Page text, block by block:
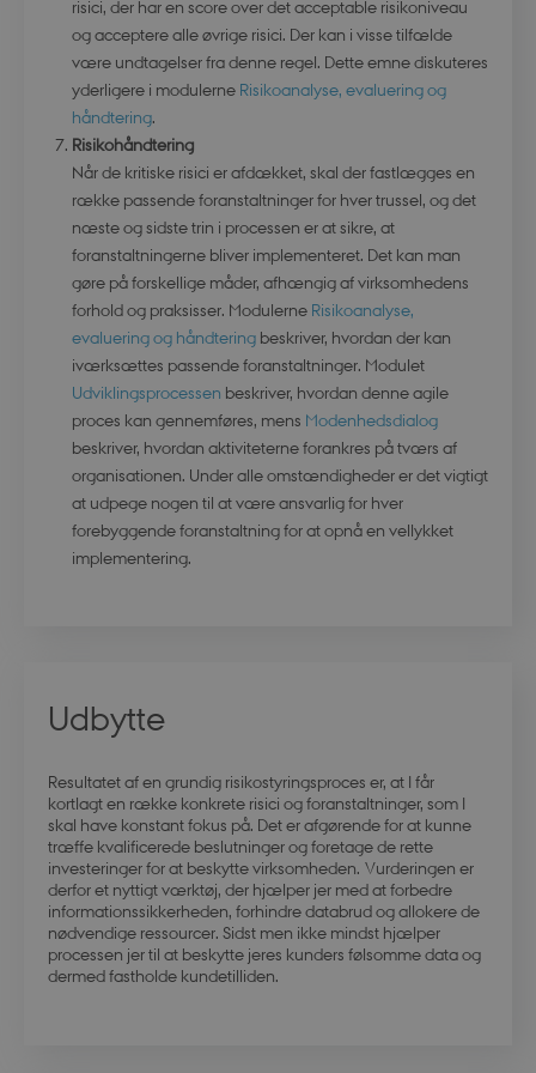
risici, der har en score over det acceptable risikoniveau
og acceptere alle øvrige risici. Der kan i visse tilfælde
være undtagelser fra denne regel. Dette emne diskuteres
yderligere i modulerne Risikoanalyse, evaluering og
håndtering.
Risikohåndtering
Når de kritiske risici er afdækket, skal der fastlægges en
række passende foranstaltninger for hver trussel, og det
næste og sidste trin i processen er at sikre, at
foranstaltningerne bliver implementeret. Det kan man
gøre på forskellige måder, afhængig af virksomhedens
forhold og praksisser. Modulerne Risikoanalyse,
evaluering og håndtering beskriver, hvordan der kan
iværksættes passende foranstaltninger. Modulet
Udviklingsprocessen beskriver, hvordan denne agile
proces kan gennemføres, mens Modenhedsdialog
beskriver, hvordan aktiviteterne forankres på tværs af
organisationen. Under alle omstændigheder er det vigtigt
at udpege nogen til at være ansvarlig for hver
forebyggende foranstaltning for at opnå en vellykket
implementering.
Udbytte
Resultatet af en grundig risikostyringsproces er, at I får
kortlagt en række konkrete risici ogforanstaltninger, som I
skal have konstantfokus på. Deter afgørende for at kunne
træffe kvalificerede beslutninger ogforetagede rette
investeringer for at beskytte virksomheden. Vurderingen er
derfor et nyttigt værktøj, der hjælper jer med at forbedre
informationssikkerheden, forhindre databrud ogallokere de
nødvendige ressourcer. Sidst men ikke mindst hjælper
processen jer til at beskytte jeres kunders følsomme dataog
dermed fastholde kundetilliden.
modul-forretning
modul-teknisk .dbd.au.dk
modul-kvalitet .dbd.au.dk
modul-praksis-og-
struktur
.dbd.au.dk
modul-business
Google Privacy Policy